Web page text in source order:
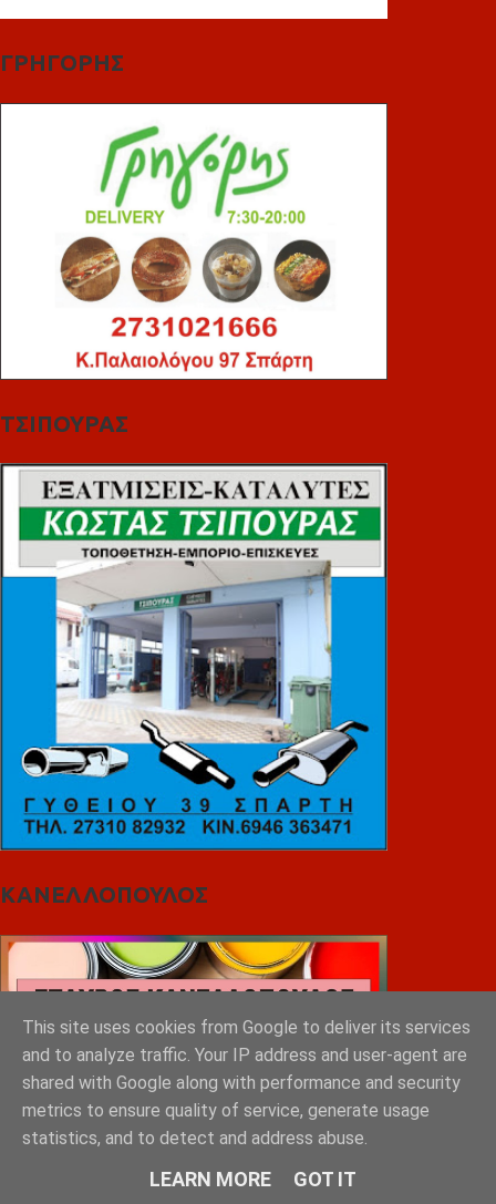
ΓΡΗΓΟΡΗΣ
ΤΣΙΠΟΥΡΑΣ
ΚΑΝΕΛΛΟΠΟΥΛΟΣ
This site uses cookies from Google to deliver its services
and to analyze traffic. Your IP address and user-agent are
shared with Google along with performance and security
metrics to ensure quality of service, generate usage
statistics, and to detect and address abuse.
LEARN MORE GOT IT